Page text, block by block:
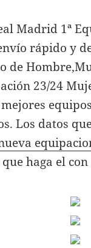
Madrid 1ª
rápido y
de
23/24
Los datos
haga el con